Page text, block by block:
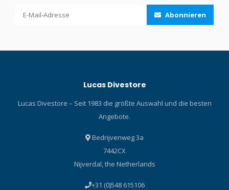
Abonnieren
Lucas Divestore
Lucas Divestore – Seit 1983 die größte Auswahl und die besten
Angebote.
Bedrijvenweg 3a
7442CX
Nijverdal, the Netherlands
+31 (0)548 615106